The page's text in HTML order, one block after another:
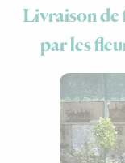
Livraison de
par les